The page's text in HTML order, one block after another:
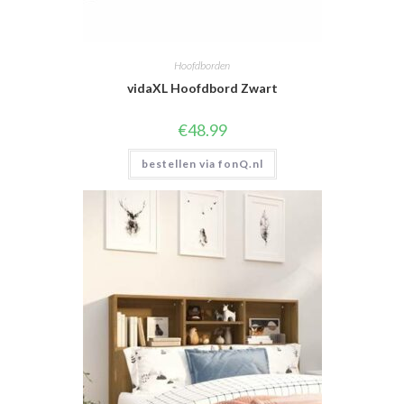
Hoofdborden
vidaXL Hoofdbord Zwart
€48.99
bestellen via fonQ.nl